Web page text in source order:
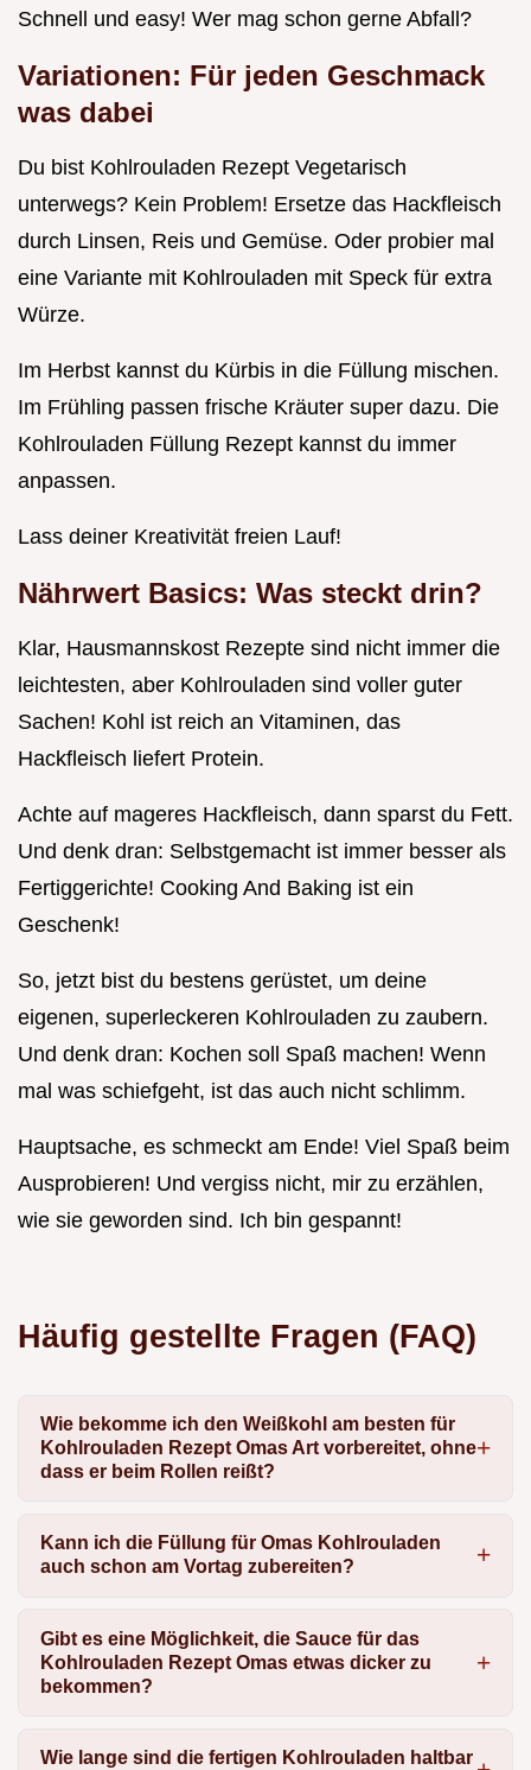
Schnell und easy! Wer mag schon gerne Abfall?
Variationen: Für jeden Geschmack
was dabei
Du bist Kohlrouladen Rezept Vegetarisch
unterwegs? Kein Problem! Ersetze das Hackfleisch
durch Linsen, Reis und Gemüse. Oder probier mal
eine Variante mit Kohlrouladen mit Speck für extra
Würze.
Im Herbst kannst du Kürbis in die Füllung mischen.
Im Frühling passen frische Kräuter super dazu. Die
Kohlrouladen Füllung Rezept kannst du immer
anpassen.
Lass deiner Kreativität freien Lauf!
Nährwert Basics: Was steckt drin?
Klar, Hausmannskost Rezepte sind nicht immer die
leichtesten, aber Kohlrouladen sind voller guter
Sachen! Kohl ist reich an Vitaminen, das
Hackfleisch liefert Protein.
Achte auf mageres Hackfleisch, dann sparst du Fett.
Und denk dran: Selbstgemacht ist immer besser als
Fertiggerichte! Cooking And Baking ist ein
Geschenk!
So, jetzt bist du bestens gerüstet, um deine
eigenen, superleckeren Kohlrouladen zu zaubern.
Und denk dran: Kochen soll Spaß machen! Wenn
mal was schiefgeht, ist das auch nicht schlimm.
Hauptsache, es schmeckt am Ende! Viel Spaß beim
Ausprobieren! Und vergiss nicht, mir zu erzählen,
wie sie geworden sind. Ich bin gespannt!
Häufig gestellte Fragen (FAQ)
Wie bekomme ich den Weißkohl am besten für
Kohlrouladen Rezept Omas Art vorbereitet, ohne
dass er beim Rollen reißt?
Kann ich die Füllung für Omas Kohlrouladen
auch schon am Vortag zubereiten?
Gibt es eine Möglichkeit, die Sauce für das
Kohlrouladen Rezept Omas etwas dicker zu
bekommen?
Wie lange sind die fertigen Kohlrouladen haltbar